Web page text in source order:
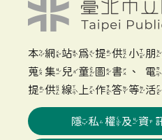
本網站為提供小
蒐集兒童圖書、
提供線上作答等
隱私權及資